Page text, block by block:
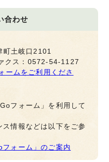
合わせ
土岐口2101
ス：0572-54-1127
ームをご利用くださ
フォーム」を利用して
ス情報などは以下をご参
ォーム」のご案内